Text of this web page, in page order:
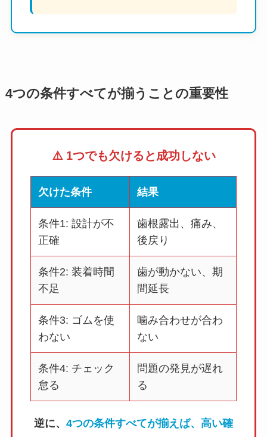
4つの条件すべてが揃うことの重要性
⚠️ 1つでも欠けると成功しない
欠けた条件 結果
条件1: 設計が不
正確
歯根露出、痛み、
後戻り
条件2: 装着時間
不足
歯が動かない、期
間延長
条件3: ゴムを使
わない
噛み合わせが合わ
ない
条件4: チェック
怠る
問題の発見が遅れ
る
逆に、 4つの条件すべてが揃えば、高い確